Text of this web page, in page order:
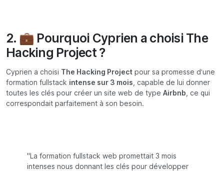
2. 💼 Pourquoi Cyprien a choisi The
Hacking Project?
Cyprien a choisi The Hacking Project pour sa promesse d’une
formation fullstack intense sur 3 mois , capable de lui donner
toutes les clés pour créer un site web de type Airbnb , ce qui
correspondait parfaitement à son besoin.
"La formation fullstack web promettait 3 mois
intenses nous donnant les clés pour développer